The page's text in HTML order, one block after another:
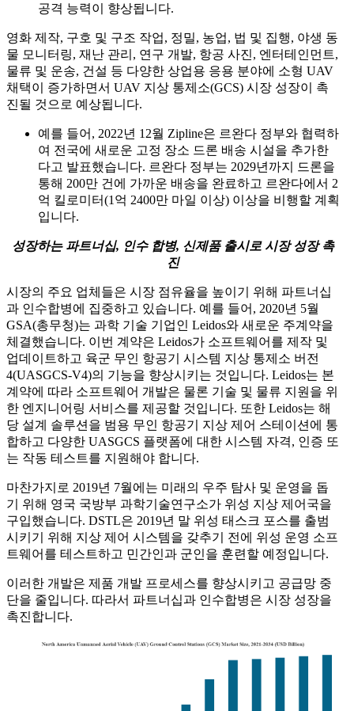
공격 능력이 향상됩니다.
영화 제작, 구호 및 구조 작업, 정밀, 농업, 법 및 집행, 야생 동
물 모니터링, 재난 관리, 연구 개발, 항공 사진, 엔터테인먼트,
물류 및 운송, 건설 등 다양한 상업용 응용 분야에 소형 UAV
채택이 증가하면서 UAV 지상 통제소(GCS) 시장 성장이 촉
진될 것으로 예상됩니다.
예를 들어, 2022년 12월 Zipline은 르완다 정부와 협력하
여 전국에 새로운 고정 장소 드론 배송 시설을 추가한
다고 발표했습니다. 르완다 정부는 2029년까지 드론을
통해 200만 건에 가까운 배송을 완료하고 르완다에서 2
억 킬로미터(1억 2400만 마일 이상) 이상을 비행할 계획
입니다.
성장하는 파트너십, 인수 합병, 신제품 출시로 시장 성장 촉
진
시장의 주요 업체들은 시장 점유율을 높이기 위해 파트너십
과 인수합병에 집중하고 있습니다. 예를 들어, 2020년 5월
GSA(총무청)는 과학 기술 기업인 Leidos와 새로운 주계약을
체결했습니다. 이번 계약은 Leidos가 소프트웨어를 제작 및
업데이트하고 육군 무인 항공기 시스템 지상 통제소 버전
4(UASGCS-V4)의 기능을 향상시키는 것입니다. Leidos는 본
계약에 따라 소프트웨어 개발은 ​​물론 기술 및 물류 지원을 위
한 엔지니어링 서비스를 제공할 것입니다. 또한 Leidos는 해
당 설계 솔루션을 범용 무인 항공기 지상 제어 스테이션에 통
합하고 다양한 UASGCS 플랫폼에 대한 시스템 자격, 인증 또
는 작동 테스트를 지원해야 합니다.
마찬가지로 2019년 7월에는 미래의 우주 탐사 및 운영을 돕
기 위해 영국 국방부 과학기술연구소가 위성 지상 제어국을
구입했습니다. DSTL은 2019년 말 위성 태스크 포스를 출범
시키기 위해 지상 제어 시스템을 갖추기 전에 위성 운영 소프
트웨어를 테스트하고 민간인과 군인을 훈련할 예정입니다.
이러한 개발은 제품 개발 프로세스를 향상시키고 공급망 중
단을 줄입니다. 따라서 파트너십과 인수합병은 시장 성장을
촉진합니다.